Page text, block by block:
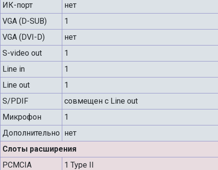
ИК-порт
нет
VGA (D-SUB)
1
VGA (DVI-D)
нет
S-video out
1
Line in
1
Line out
1
S/PDIF
совмещен с Line out
Микрофон
1
Дополнительно нет
Слоты расширения
PCMCIA
1 Type II